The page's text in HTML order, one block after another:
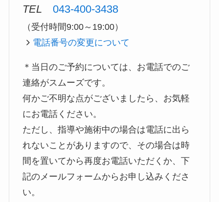
TEL 043-400-3438
（受付時間9:00～19:00）
電話番号の変更について
＊当日のご予約については、お電話でのご
連絡がスムーズです。
何かご不明な点がございましたら、お気軽
にお電話ください。
ただし、指導や施術中の場合は電話に出ら
れないことがありますので、その場合は時
間を置いてから再度お電話いただくか、下
記のメールフォームからお申し込みくださ
い。